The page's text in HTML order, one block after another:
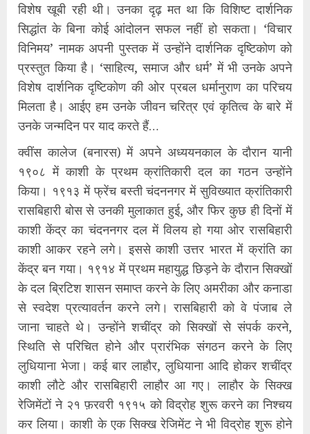
विशेष खूबी रही थी। उनका दृढ़ मत था कि विशिष्ट दार्शनिक
सिद्धांत के बिना कोई आंदोलन सफल नहीं हो सकता। ‘विचार
विनिमय’ नामक अपनी पुस्तक में उन्होंने दार्शनिक दृष्टिकोण को
प्रस्तुत किया है। ‘साहित्य, समाज और धर्म’ में भी उनके अपने
विशेष दार्शनिक दृष्टिकोण की ओर प्रबल धर्मानुराण का परिचय
मिलता है। आईए हम उनके जीवन चरित्र एवं कृतित्व के बारे में
उनके जन्मदिन पर याद करते हैं…
क्वींस कालेज (बनारस) में अपने अध्ययनकाल के दौरान यानी
१९०८ में काशी के प्रथम क्रांतिकारी दल का गठन उन्होंने
किया। १९१३ में फ्रेंच बस्ती चंदननगर में सुविख्यात क्रांतिकारी
रासबिहारी बोस से उनकी मुलाकात हुई, और फिर कुछ ही दिनों में
काशी केंद्र का चंदननगर दल में विलय हो गया ओर रासबिहारी
काशी आकर रहने लगे। इससे काशी उत्तर भारत में क्रांति का
केंद्र बन गया। १९१४ में प्रथम महायुद्ध छिड़ने के दौरान सिक्खों
के दल ब्रिटिश शासन समाप्त करने के लिए अमरीका और कनाडा
से स्वदेश प्रत्यावर्तन करने लगे। रासबिहारी को वे पंजाब ले
जाना चाहते थे। उन्होंने शचींद्र को सिक्खों से संपर्क करने,
स्थिति से परिचित होने और प्रारंभिक संगठन करने के लिए
लुधियाना भेजा। कई बार लाहौर, लुधियाना आदि होकर शचींद्र
काशी लौटे और रासबिहारी लाहौर आ गए। लाहौर के सिक्ख
रेजिमेंटों ने २१ फ़रवरी १९१५ को विद्रोह शुरू करने का निश्चय
कर लिया। काशी के एक सिक्ख रेजिमेंट ने भी विद्रोह शुरू होने